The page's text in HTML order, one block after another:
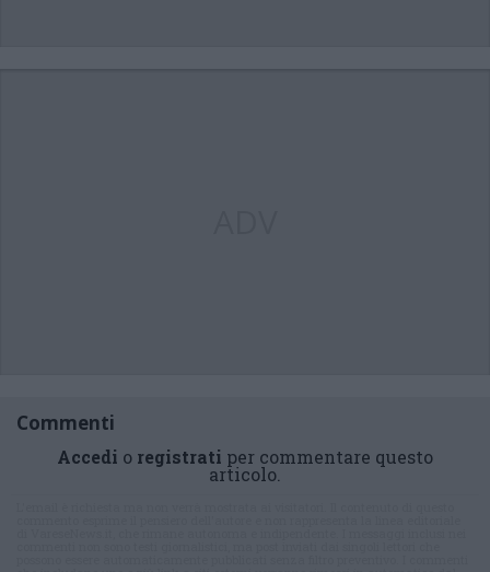
Commenti
Accedi o registrati per commentare questo
articolo.